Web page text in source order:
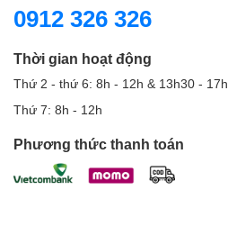
0912 326 326
Thời gian hoạt động
Thứ 2 - thứ 6: 8h - 12h & 13h30 - 17h
Thứ 7: 8h - 12h
Phương thức thanh toán